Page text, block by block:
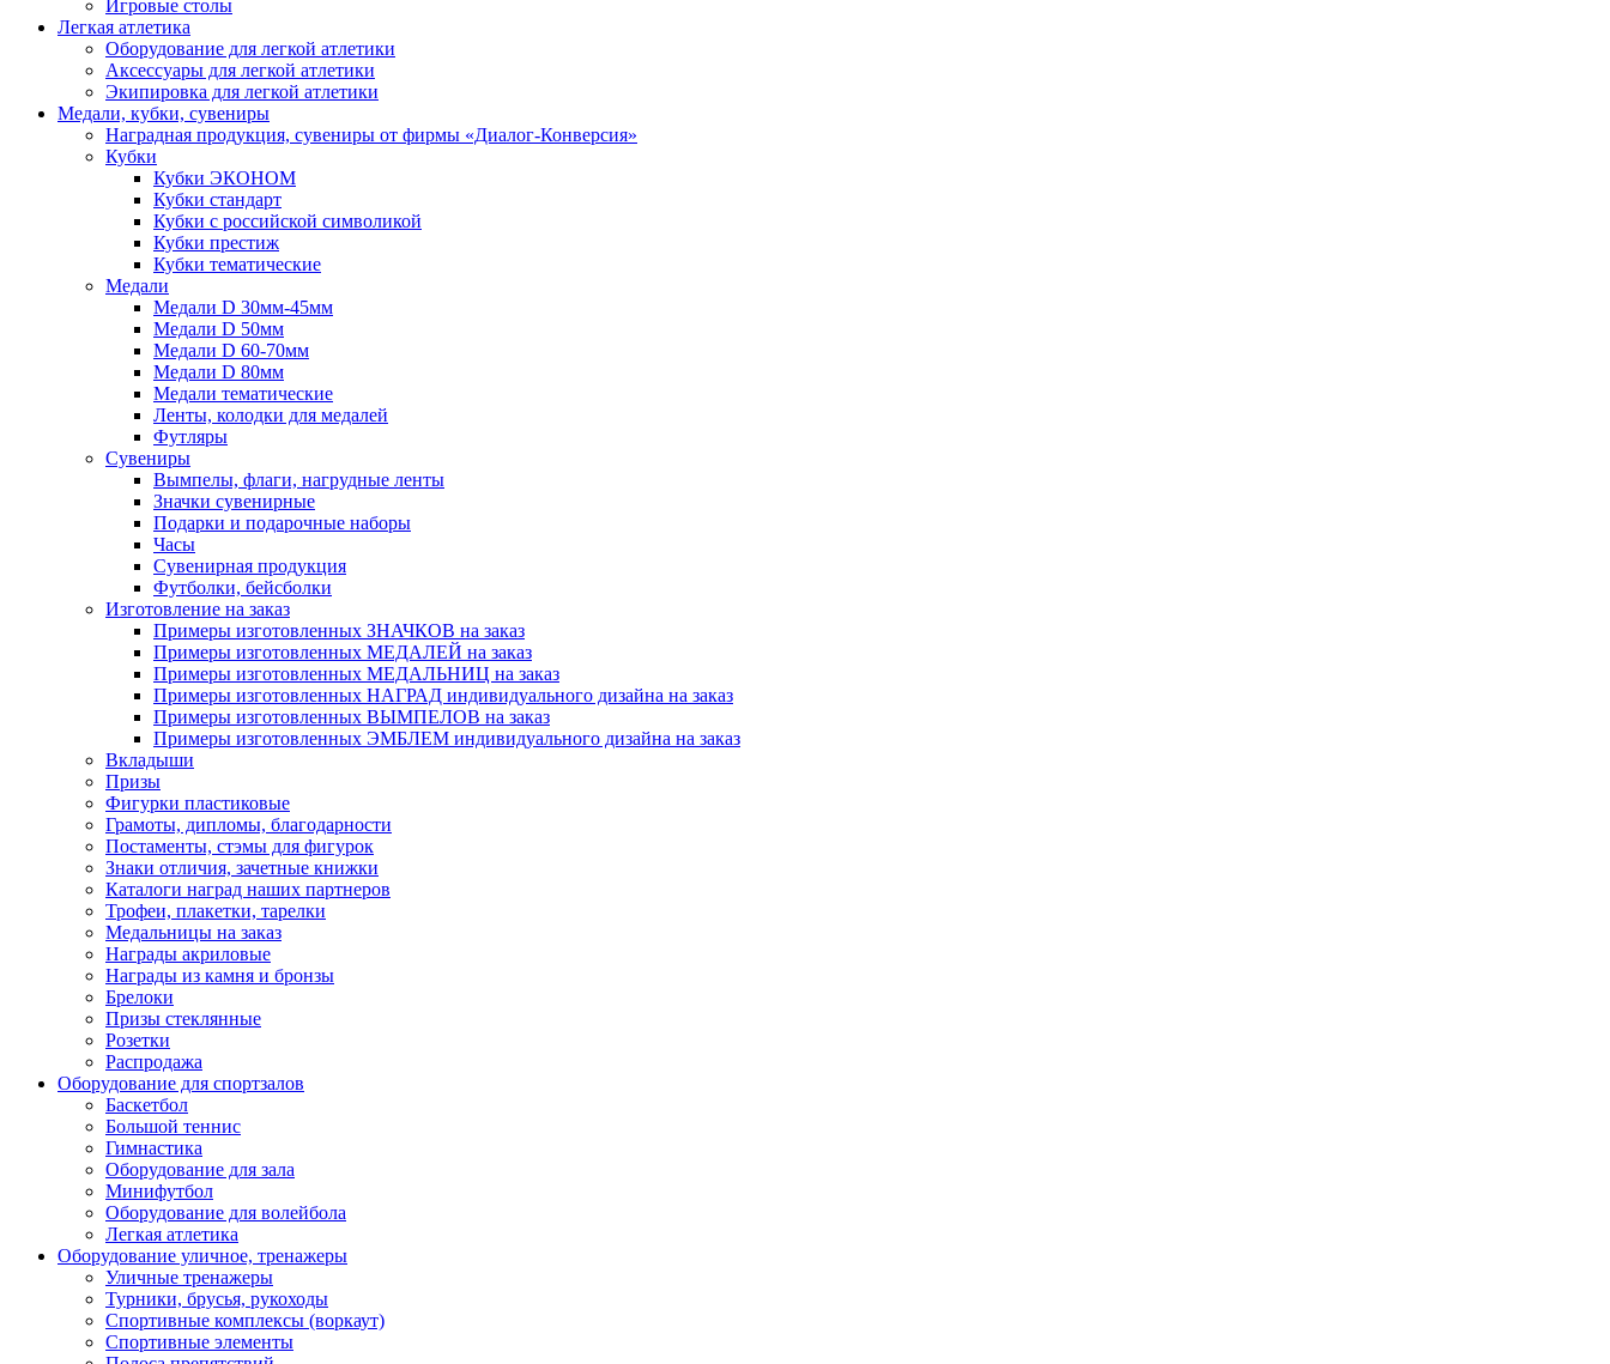
Игровые столы
Легкая атлетика
Оборудование для легкой атлетики
Аксессуары для легкой атлетики
Экипировка для легкой атлетики
Медали, кубки, сувениры
Наградная продукция, сувениры от фирмы «Диалог-Конверсия»
Кубки
Кубки ЭКОНОМ
Кубки стандарт
Кубки с российской символикой
Кубки престиж
Кубки тематические
Медали
Медали D 30мм-45мм
Медали D 50мм
Медали D 60-70мм
Медали D 80мм
Медали тематические
Ленты, колодки для медалей
Футляры
Сувениры
Вымпелы, флаги, нагрудные ленты
Значки сувенирные
Подарки и подарочные наборы
Часы
Сувенирная продукция
Футболки, бейсболки
Изготовление на заказ
Примеры изготовленных ЗНАЧКОВ на заказ
Примеры изготовленных МЕДАЛЕЙ на заказ
Примеры изготовленных МЕДАЛЬНИЦ на заказ
Примеры изготовленных НАГРАД индивидуального дизайна на заказ
Примеры изготовленных ВЫМПЕЛОВ на заказ
Примеры изготовленных ЭМБЛЕМ индивидуального дизайна на заказ
Вкладыши
Призы
Фигурки пластиковые
Грамоты, дипломы, благодарности
Постаменты, стэмы для фигурок
Знаки отличия, зачетные книжки
Каталоги наград наших партнеров
Трофеи, плакетки, тарелки
Медальницы на заказ
Награды акриловые
Награды из камня и бронзы
Брелоки
Призы стеклянные
Розетки
Распродажа
Оборудование для спортзалов
Баскетбол
Большой теннис
Гимнастика
Оборудование для зала
Минифутбол
Оборудование для волейбола
Легкая атлетика
Оборудование уличное, тренажеры
Уличные тренажеры
Турники, брусья, рукоходы
Спортивные комплексы (воркаут)
Спортивные элементы